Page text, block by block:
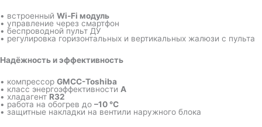
• встроенный Wi-Fi модуль
• управление через смартфон
• беспроводной пульт ДУ
• регулировка горизонтальных и вертикальных жалюзи с пульта
Надёжность и эффективность
• компрессор GMCC-Toshiba
• класс энергоэффективности A
• хладагент R32
• работа на обогрев до –10 °C
• защитные накладки на вентили наружного блока